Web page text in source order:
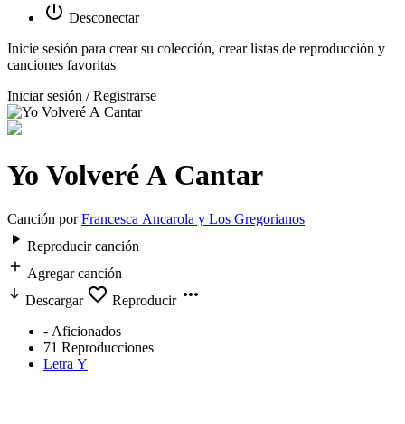
Desconectar
Inicie sesión para crear su colección, crear listas de reproducción y
canciones favoritas
Iniciar sesión / Registrarse
Yo Volveré A Cantar
Canción porFrancesca Ancarola y Los Gregorianos
Reproducir canción
Agregar canción
Descargar
Reproducir
- Aficionados
71 Reproducciones
Letra Y